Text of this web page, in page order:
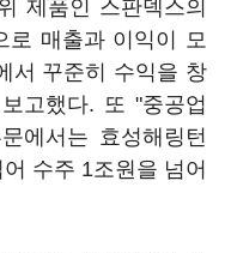
제품인 스판덱스의
로 매출과 이익이 모
서 꾸준히 수익을 창
고했다. 또 "중공업
에서는 효성해링턴
수주 1조원을 넘어